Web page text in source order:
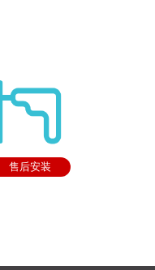
售后安装